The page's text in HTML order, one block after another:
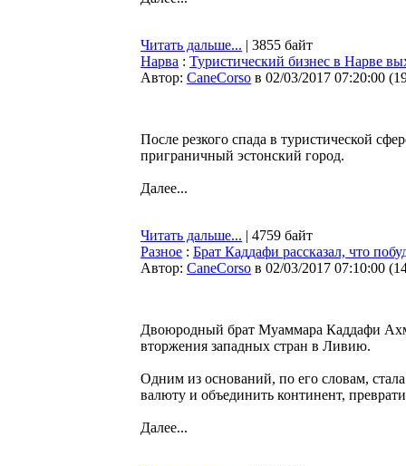
Читать дальше... | 3855 байт
Нарва : Туристический бизнес в Нарве
Автор: CaneCorso в 02/03/2017 07:20:00 (
После резкого спада в туристической
приграничный эстонский город.
Далее...
Читать дальше... | 4759 байт
Разное : Брат Каддафи рассказал, что
Автор: CaneCorso в 02/03/2017 07:10:00 (
Двоюродный брат Муаммара Каддафи
вторжения западных стран в Ливию.
Одним из оснований, по его словам,
валюту и объединить континент,
Далее...